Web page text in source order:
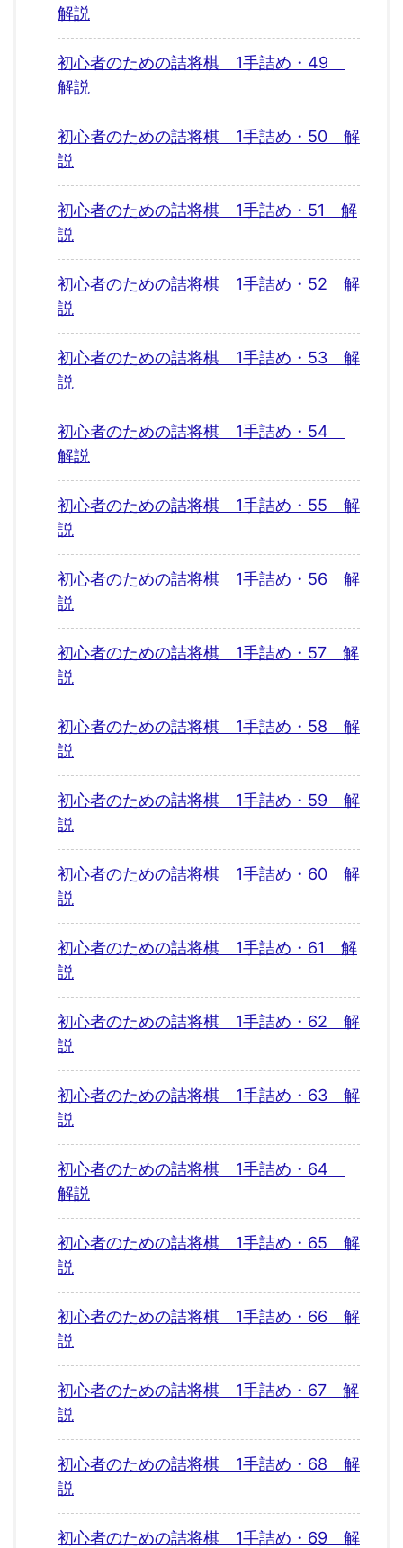
解説
初心者のための詰将棋 1手詰め・49
解説
初心者のための詰将棋 1手詰め・50 解
説
初心者のための詰将棋 1手詰め・51 解
説
初心者のための詰将棋 1手詰め・52 解
説
初心者のための詰将棋 1手詰め・53 解
説
初心者のための詰将棋 1手詰め・54
解説
初心者のための詰将棋 1手詰め・55 解
説
初心者のための詰将棋 1手詰め・56 解
説
初心者のための詰将棋 1手詰め・57 解
説
初心者のための詰将棋 1手詰め・58 解
説
初心者のための詰将棋 1手詰め・59 解
説
初心者のための詰将棋 1手詰め・60 解
説
初心者のための詰将棋 1手詰め・61 解
説
初心者のための詰将棋 1手詰め・62 解
説
初心者のための詰将棋 1手詰め・63 解
説
初心者のための詰将棋 1手詰め・64
解説
初心者のための詰将棋 1手詰め・65 解
説
初心者のための詰将棋 1手詰め・66 解
説
初心者のための詰将棋 1手詰め・67 解
説
初心者のための詰将棋 1手詰め・68 解
説
初心者のための詰将棋 1手詰め・69 解